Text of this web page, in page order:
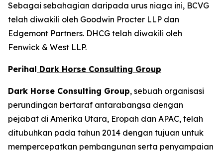
Sebagai sebahagian daripada urus niaga ini, BCVG
telah diwakili oleh Goodwin Procter LLP dan
Edgemont Partners. DHCG telah diwakili oleh
Fenwick & West LLP.
Perihal Dark Horse Consulting Group
Dark Horse Consulting Group, sebuah organisasi
perundingan bertaraf antarabangsa dengan
pejabat di Amerika Utara, Eropah dan APAC, telah
ditubuhkan pada tahun 2014 dengan tujuan untuk
mempercepatkan pembangunan serta penyampaian